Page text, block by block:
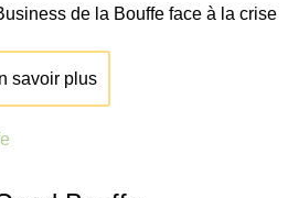
de la Bouffe face à la crise
savoir plus